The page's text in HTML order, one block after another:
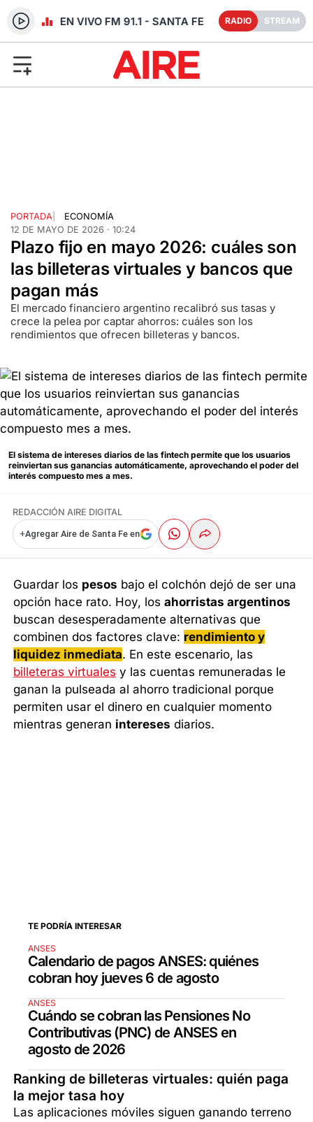
RADIO EN VIVO FM 91.1 - SANTA FE RADIO STREAM
PORTADA
ECONOMÍA
12 DE MAYO DE 2026 · 10:24
Plazo fijo en mayo 2026: cuáles son
las billeteras virtuales y bancos que
pagan más
El mercado financiero argentino recalibró sus tasas y
crece la pelea por captar ahorros: cuáles son los
rendimientos que ofrecen billeteras y bancos.
El sistema de intereses diarios de las fintech permite que los usuarios
reinviertan sus ganancias automáticamente, aprovechando el poder del
interés compuesto mes a mes.
REDACCIÓN AIRE DIGITAL
+Agregar Aire de Santa Fe en
Guardar los pesos bajo el colchón dejó de ser una
opción hace rato. Hoy, losahorristas argentinos
buscan desesperadamente alternativas que
combinen dos factores clave: rendimiento y
liquidez inmediata. En este escenario, las
billeteras virtuales y las cuentas remuneradas le
ganan la pulseada al ahorro tradicional porque
permiten usar el dinero en cualquier momento
mientras generan intereses diarios.
TE PODRÍA INTERESAR
ANSES
Calendario de pagos ANSES: quiénes
cobran hoy jueves 6 de agosto
ANSES
Cuándo se cobran las Pensiones No
Contributivas (PNC) de ANSES en
agosto de 2026
Ranking de billeteras virtuales: quién paga
la mejor tasa hoy
Las aplicaciones móviles siguen ganando terreno